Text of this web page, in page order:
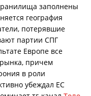
заполнены
география
потерявшие
партии СПГ
Европе все
причем
в роли
убеждал ЕС